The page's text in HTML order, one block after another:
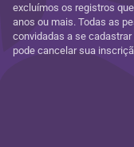
excluímos os registros
anos ou mais. Todas as
convidadas a se
pode cancelar sua